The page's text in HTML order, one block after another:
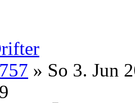
» So 3. Jun